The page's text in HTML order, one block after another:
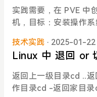
w-hostname手动修
辑 /etc/hostname 文
/etc/hostname直接写
名编辑 /etc/hosts 文
etc/hosts找到对应的
new-hostname使用
令（临时修改，重启
实践需要，在 PVE 中
机，目标：安装操作
虚拟机创建完成后，启
控制台。进入系统安装
eaphical install语言选
使用语言：English选
技术实践 · 2025-01-22
Linux 中 退回 or
的常用命令
返回上一级目录cd ..返
作目录cd -返回家目